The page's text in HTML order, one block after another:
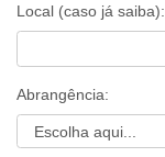
Local (caso já saiba):
Abrangência: